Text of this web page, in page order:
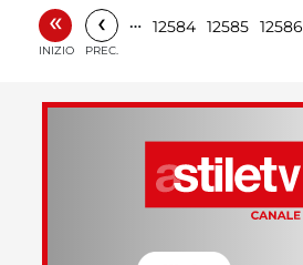
«
INIZIO
‹
PREC.
… 12584 12585 12586